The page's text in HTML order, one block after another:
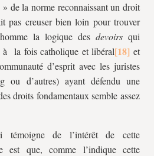
de la norme reconnaissant un droit
pas creuser bien loin pour trouver
la logique des devoirs qui
la fois catholique et libéral
et
d’esprit avec les juristes
ou d’autres) ayant défendu une
droits fondamentaux semble assez
témoigne de l’intérêt de cette
est que, comme l’indique cette